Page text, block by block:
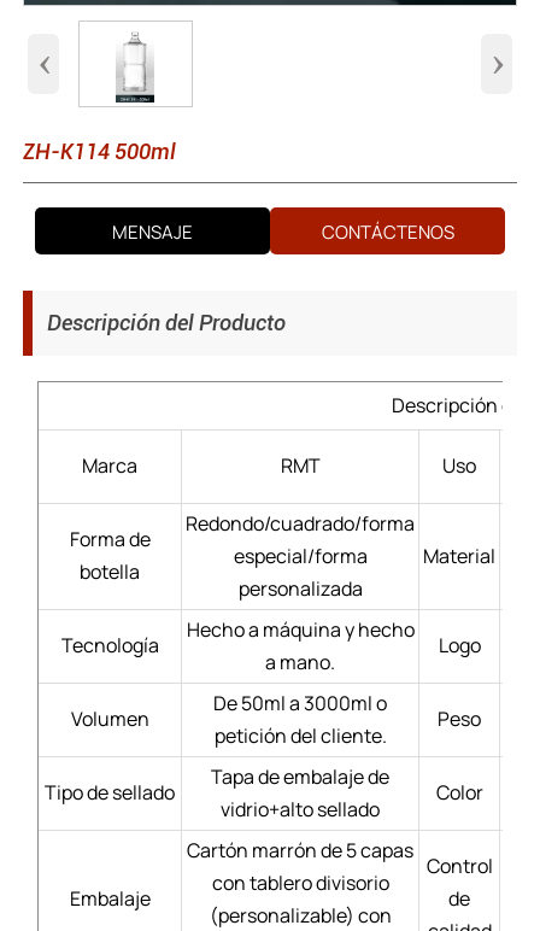
‹ ›
ZH-K114 500ml
MENSAJE CONTÁCTENOS
Descripción del Producto
Descripción del
Marca RMT Uso
Forma de
botella
Redondo/cuadrado/forma
especial/forma
personalizada
Material
Tecnología
Hecho a máquina y hecho
a mano.
Logo
Volumen
De 50ml a 3000ml o
petición del cliente.
Peso
Tipo de sellado
Tapa de embalaje de
vidrio+alto sellado
Color
Embalaje
Cartón marrón de 5 capas
con tablero divisorio
(personalizable) con
Control
de